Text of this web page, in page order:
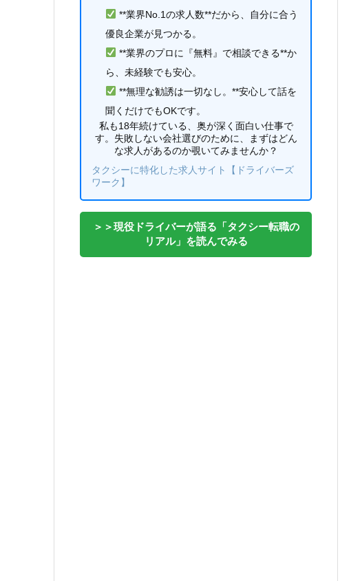
**業界No.1の求人数**だから、自分に合う
優良企業が見つかる。
**業界のプロに『無料』で相談できる**か
ら、未経験でも安心。
**無理な勧誘は一切なし。**安心して話を
聞くだけでもOKです。
私も18年続けている、奥が深く面白い仕事で
す。失敗しない会社選びのために、まずはどん
な求人があるのか覗いてみませんか？
タクシーに特化した求人サイト【ドライバーズ
ワーク】
＞＞現役ドライバーが語る「タクシー転職の
リアル」を読んでみる